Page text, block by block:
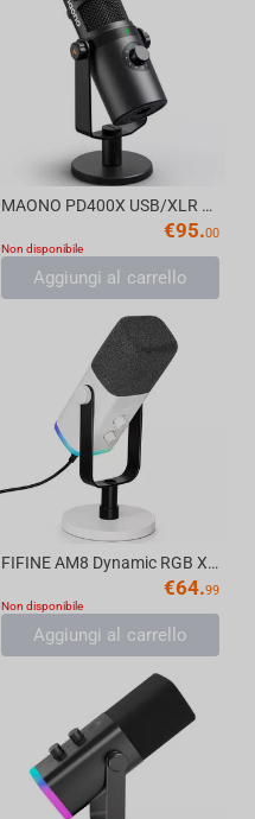
MAONO PD400X USB/XLR Dynamic Microphone
€95.00
Non disponibile
Aggiungi al carrello
FIFINE AM8 Dynamic RGB XLR/USB Microphone, White
€64.99
Non disponibile
Aggiungi al carrello